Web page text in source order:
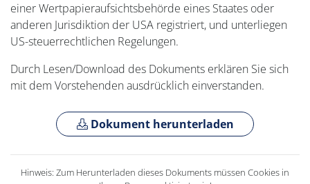
einer Wertpapieraufsichtsbehörde eines Staates oder
anderen Jurisdiktion der USA registriert, und unterliegen
US-steuerrechtlichen Regelungen.
Durch Lesen/Download des Dokuments erklären Sie sich
mit dem Vorstehenden ausdrücklich einverstanden.
Dokument herunterladen
Hinweis: Zum Herunterladen dieses Dokuments müssen Cookies in